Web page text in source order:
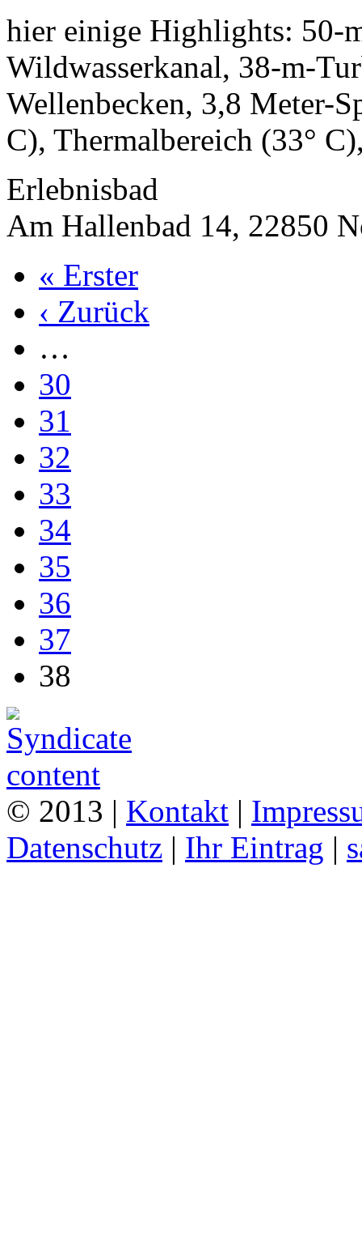
hier einige Highlights: 50-
Wildwasserkanal, 38-m-
Wellenbecken, 3,8 Meter-
C), Thermalbereich (33°
Erlebnisbad
Am Hallenbad 14, 22850
« Erster
‹ Zurück
…
30
31
32
33
34
35
36
37
38
© 2013 | Kontakt |
Datenschutz | Ihr Eintrag |